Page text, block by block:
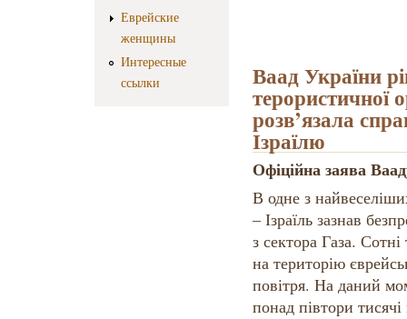
Еврейские
женщины
Интересные
ссылки
Ваад України
терористичної
розв’язала
Ізраїлю
Офіційна заява
В одне з
– Ізраїль зазнав
з сектора Газа.
на територію
повітря. На даний
понад півтори